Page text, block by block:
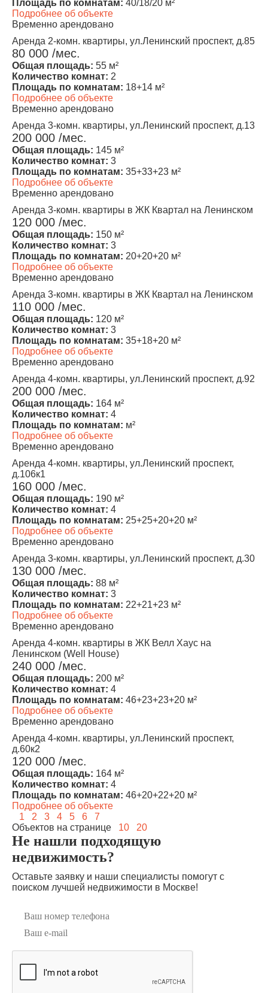
Площадь по комнатам: 40/18/20 м²
Подробнее об объекте
Временно арендовано
Аренда 2-комн. квартиры, ул.Ленинский проспект, д.85
80 000 /мес.
Общая площадь: 55 м²
Количество комнат: 2
Площадь по комнатам: 18+14 м²
Подробнее об объекте
Временно арендовано
Аренда 3-комн. квартиры, ул.Ленинский проспект, д.13
200 000 /мес.
Общая площадь: 145 м²
Количество комнат: 3
Площадь по комнатам: 35+33+23 м²
Подробнее об объекте
Временно арендовано
Аренда 3-комн. квартиры в ЖК Квартал на Ленинском
120 000 /мес.
Общая площадь: 150 м²
Количество комнат: 3
Площадь по комнатам: 20+20+20 м²
Подробнее об объекте
Временно арендовано
Аренда 3-комн. квартиры в ЖК Квартал на Ленинском
110 000 /мес.
Общая площадь: 120 м²
Количество комнат: 3
Площадь по комнатам: 35+18+20 м²
Подробнее об объекте
Временно арендовано
Аренда 4-комн. квартиры, ул.Ленинский проспект, д.92
200 000 /мес.
Общая площадь: 164 м²
Количество комнат: 4
Площадь по комнатам: м²
Подробнее об объекте
Временно арендовано
Аренда 4-комн. квартиры, ул.Ленинский проспект,
д.106к1
160 000 /мес.
Общая площадь: 190 м²
Количество комнат: 4
Площадь по комнатам: 25+25+20+20 м²
Подробнее об объекте
Временно арендовано
Аренда 3-комн. квартиры, ул.Ленинский проспект, д.30
130 000 /мес.
Общая площадь: 88 м²
Количество комнат: 3
Площадь по комнатам: 22+21+23 м²
Подробнее об объекте
Временно арендовано
Аренда 4-комн. квартиры в ЖК Велл Хаус на
Ленинском (Well House)
240 000 /мес.
Общая площадь: 200 м²
Количество комнат: 4
Площадь по комнатам: 46+23+23+20 м²
Подробнее об объекте
Временно арендовано
Аренда 4-комн. квартиры, ул.Ленинский проспект,
д.60к2
120 000 /мес.
Общая площадь: 164 м²
Количество комнат: 4
Площадь по комнатам: 46+20+22+20 м²
Подробнее об объекте
1
2 3 4 5 6
7
Объектов на странице
10 20
Не нашли подходящую
недвижимость?
Оставьте заявку и наши специалисты помогут с
поиском лучшей недвижимости в Москве!